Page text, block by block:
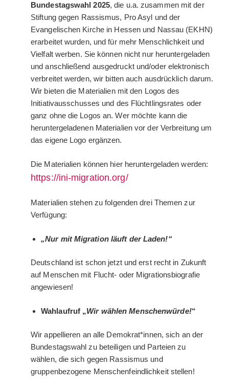
Bundestagswahl 2025, die u.a. zusammen mit der
Stiftung gegen Rassismus, Pro Asyl und der
Evangelischen Kirche in Hessen und Nassau (EKHN)
erarbeitet wurden, und für mehr Menschlichkeit und
Vielfalt werben. Sie können nicht nur heruntergeladen
und anschließend ausgedruckt und/oder elektronisch
verbreitet werden, wir bitten auch ausdrücklich darum.
Wir bieten die Materialien mit den Logos des
Initiativausschusses und des Flüchtlingsrates oder
ganz ohne die Logos an. Wer möchte kann die
heruntergeladenen Materialien vor der Verbreitung um
das eigene Logo ergänzen.
Die Materialien können hier heruntergeladen werden:
https://ini-migration.org/
Materialien stehen zu folgenden drei Themen zur
Verfügung:
„Nur mit Migration läuft der Laden!“
Deutschland ist schon jetzt und erst recht in Zukunft
auf Menschen mit Flucht- oder Migrationsbiografie
angewiesen!
Wahlaufruf „Wir wählen Menschenwürde!“
Wir appellieren an alle Demokrat*innen, sich an der
Bundestagswahl zu beteiligen und Parteien zu
wählen, die sich gegen Rassismus und
gruppenbezogene Menschenfeindlichkeit stellen!